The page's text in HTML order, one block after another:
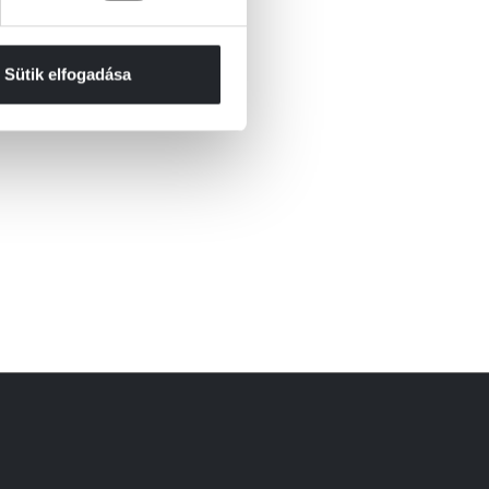
Sütik elfogadása